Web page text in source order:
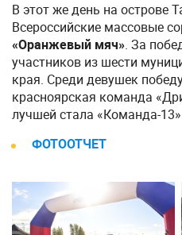
В этот же день на острове
Всероссийские массовые
«Оранжевый мяч». За
участников из шести
края. Среди девушек
красноярская команда
лучшей стала «Команда-
ФОТООТЧЕТ